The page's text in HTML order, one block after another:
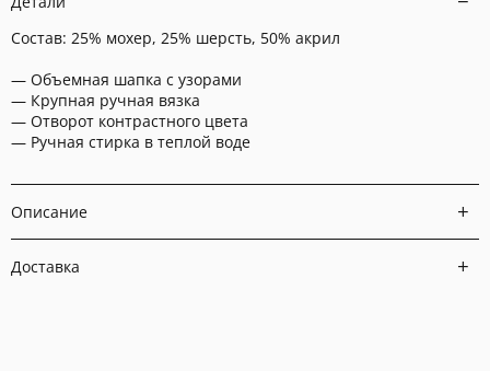
Состав: 25% мохер, 25% шерсть, 50% акрил
— Объемная шапка с узорами
— Крупная ручная вязка
— Отворот контрастного цвета
— Ручная стирка в теплой воде
Описание
Доставка